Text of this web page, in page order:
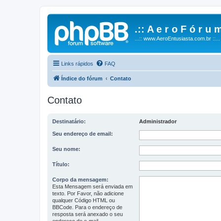
.:: A e r o F ó r u
...:: www.AeroEntusiasta.com.br ::...
Links rápidos FAQ
Índice do fórum Contato
Contato
Destinatário: Administrador
Seu endereço de email:
Seu nome:
Título:
Corpo da mensagem:
Esta Mensagem será enviada em
texto. Por Favor, não adicione
qualquer Código HTML ou
BBCode. Para o endereço de
resposta será anexado o seu